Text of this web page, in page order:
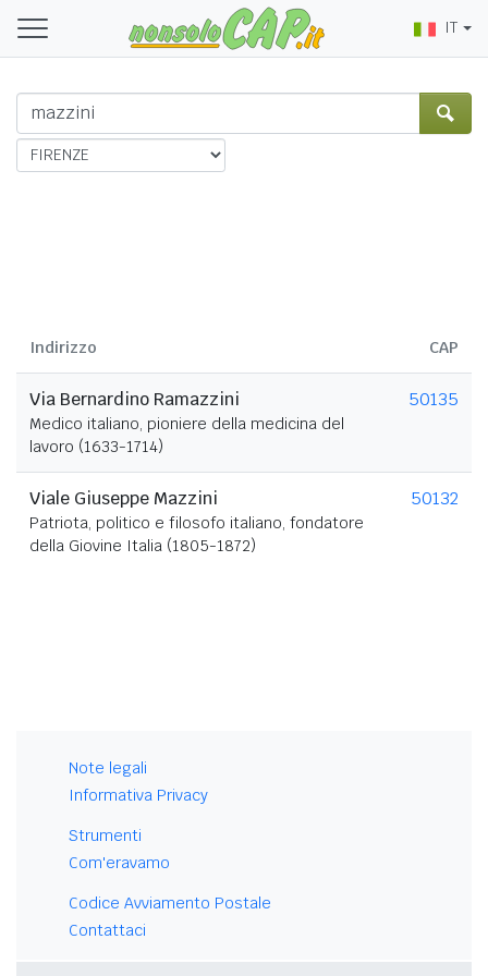
IT
Indirizzo CAP
Via Bernardino Ramazzini
Medico italiano, pioniere della medicina del
lavoro (1633-1714)
50135
Viale Giuseppe Mazzini
Patriota, politico e filosofo italiano, fondatore
della Giovine Italia (1805-1872)
50132
Note legali
Informativa Privacy
Strumenti
Com'eravamo
Codice Avviamento Postale
Contattaci